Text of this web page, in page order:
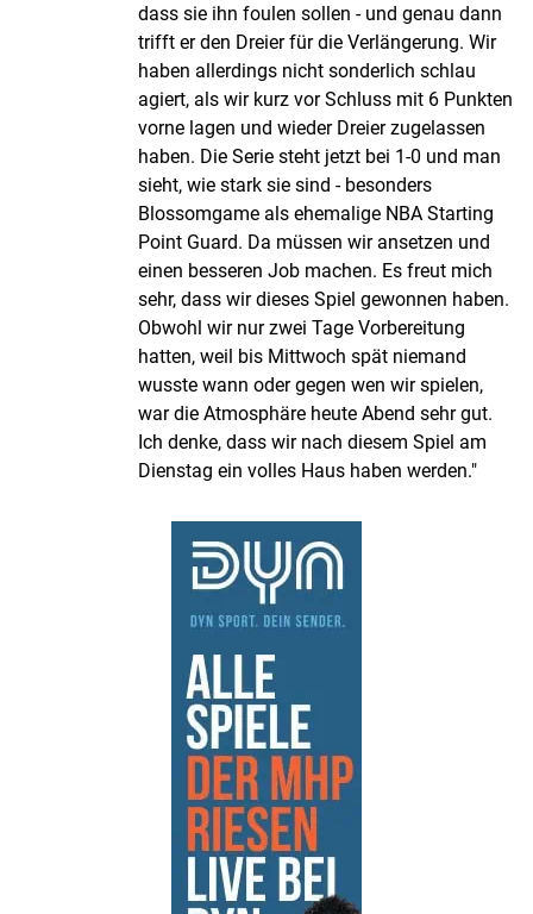
dass sie ihn foulen sollen - und genau dann
trifft er den Dreier für die Verlängerung. Wir
haben allerdings nicht sonderlich schlau
agiert, als wir kurz vor Schluss mit 6 Punkten
vorne lagen und wieder Dreier zugelassen
haben. Die Serie steht jetzt bei 1-0 und man
sieht, wie stark sie sind - besonders
Blossomgame als ehemalige NBA Starting
Point Guard. Da müssen wir ansetzen und
einen besseren Job machen. Es freut mich
sehr, dass wir dieses Spiel gewonnen haben.
Obwohl wir nur zwei Tage Vorbereitung
hatten, weil bis Mittwoch spät niemand
wusste wann oder gegen wen wir spielen,
war die Atmosphäre heute Abend sehr gut.
Ich denke, dass wir nach diesem Spiel am
Dienstag ein volles Haus haben werden."